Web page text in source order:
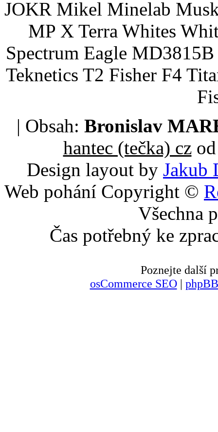
JOKR Mikel Minelab
MP X Terra Whites
Spectrum Eagle
Teknetics T2 Fisher F4
| Obsah: Bronislav
hantec (tečka) czod
Design layout by Jakub
Web pohání Copyright ©
Všechna
Čas potřebný ke
Poznejte další
osCommerce SEO|